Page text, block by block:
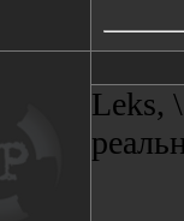
Leks,